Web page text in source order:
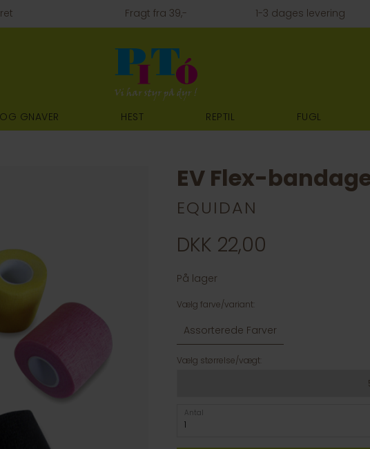
Fragt fra 39,- 1-3 dages levering
GNAVER HEST REPTIL FUGL
EV Flex-
EQUIDAN
DKK 22,00
På lager
Vælg farve/variant:
Assorterede Farver
Vælg størrelse/vægt:
Antal